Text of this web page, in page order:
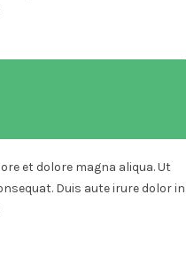
et dolore magna aliqua. Ut
Duis aute irure dolor in